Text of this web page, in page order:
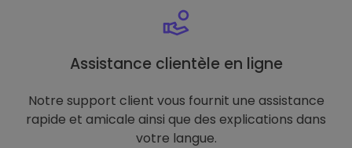
Assistance clientèle en ligne
Notre support client vous fournit une assistance
rapide et amicale ainsi que des explications dans
votre langue.